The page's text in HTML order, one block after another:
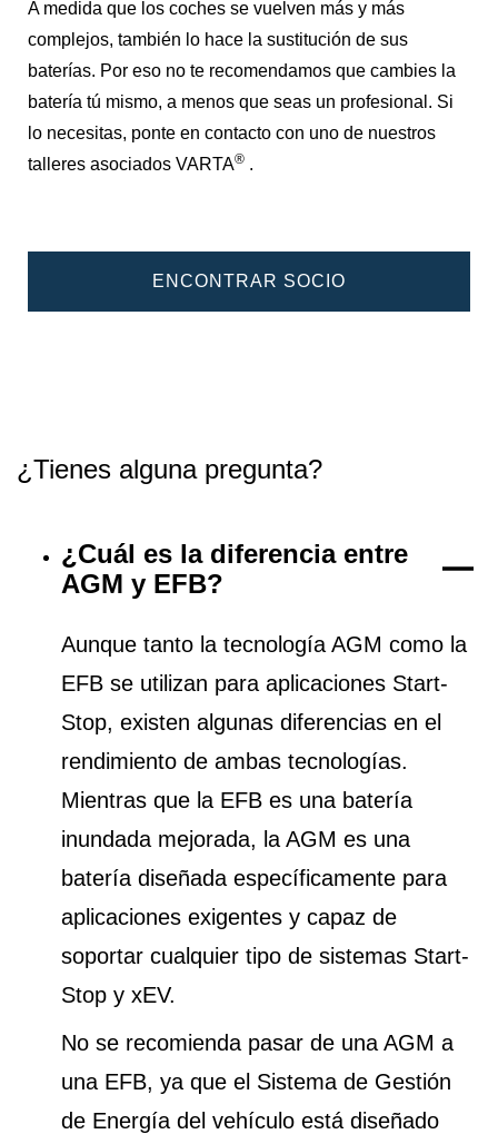
A medida que los coches se vuelven más y más
complejos, también lo hace la sustitución de sus
baterías. Por eso no te recomendamos que cambies la
batería tú mismo, a menos que seas un profesional. Si
lo necesitas, ponte en contacto con uno de nuestros
talleres asociados VARTA® .
ENCONTRAR SOCIO
¿Tienes alguna pregunta?
¿Cuál es la diferencia entre
AGM y EFB?
Aunque tanto la tecnología AGM como la
EFB se utilizan para aplicaciones Start-
Stop, existen algunas diferencias en el
rendimiento de ambas tecnologías.
Mientras que la EFB es una batería
inundada mejorada, la AGM es una
batería diseñada específicamente para
aplicaciones exigentes y capaz de
soportar cualquier tipo de sistemas Start-
Stop y xEV.
No se recomienda pasar de una AGM a
una EFB, ya que el Sistema de Gestión
de Energía del vehículo está diseñado